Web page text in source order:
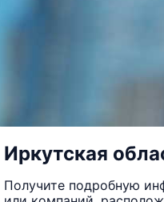
Иркутская
Получите подробную